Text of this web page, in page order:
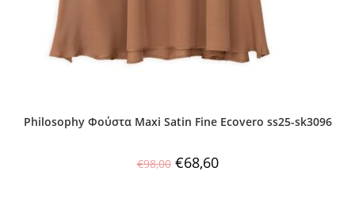
Philosophy Φούστα Maxi Satin Fine Ecovero ss25-sk3096
€98,00 €68,60